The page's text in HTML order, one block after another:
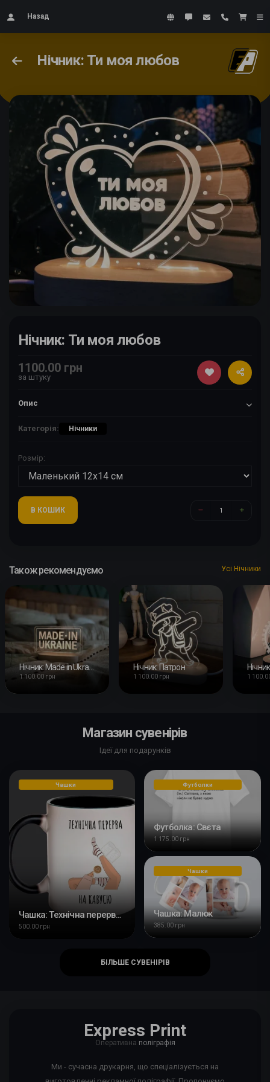
Назад
Нічник: Ти моя любов
Нічник: Ти моя любов
1100.00 грн
за штуку
Опис
Категорія: Нічники
Розмір:
В КОШИК
Також рекомендуємо Усі Нічники
Нічник: Made in Ukraine
1 100.00 грн
Нічник: Патрон
1 100.00 грн 1
Магазин сувенірів
Ідеї для подарунків
Чашки
Чашка: Технічна перерва на кавусю
500.00 грн
Футболки
Футболка: Свєта
1 175.00 грн
Чашки
Чашка: Малюк
385.00 грн
БІЛЬШЕ СУВЕНІРІВ
Express Print
Оперативна поліграфія
Ми - сучасна друкарня, що спеціалізується на